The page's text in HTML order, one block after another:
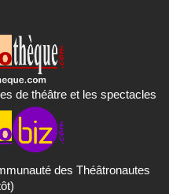
de théâtre et les spectacles
des Théâtronautes